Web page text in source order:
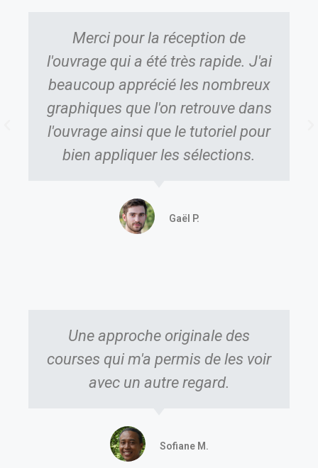
Merci pour la réception de
l'ouvrage qui a été très rapide. J'ai
beaucoup apprécié les nombreux
graphiques que l'on retrouve dans
l'ouvrage ainsi que le tutoriel pour
bien appliquer les sélections.
Gaël P.
Une approche originale des
courses qui m'a permis de les voir
avec un autre regard.
Sofiane M.